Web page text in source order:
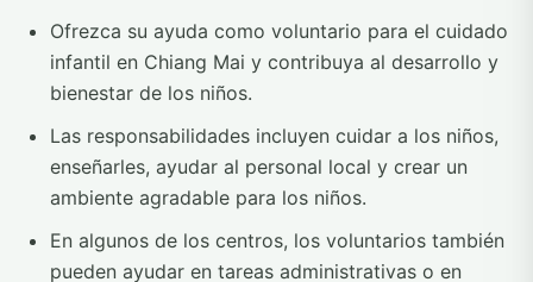
Ofrezca su ayuda como voluntario para el cuidado
infantil en Chiang Mai y contribuya al desarrollo y
bienestar de los niños.
Las responsabilidades incluyen cuidar a los niños,
enseñarles, ayudar al personal local y crear un
ambiente agradable para los niños.
En algunos de los centros, los voluntarios también
pueden ayudar en tareas administrativas o en